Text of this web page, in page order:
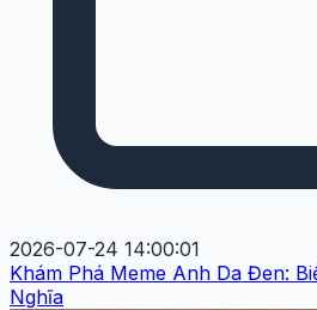
2026-07-24 14:00:01
Khám Phá Meme Anh Da Đen:
Nghĩa